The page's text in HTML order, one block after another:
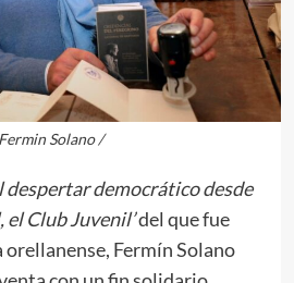
Fermin Solano /
despertar democrático desde
Club Juvenil’del que fue
orellanense, Fermín Solano